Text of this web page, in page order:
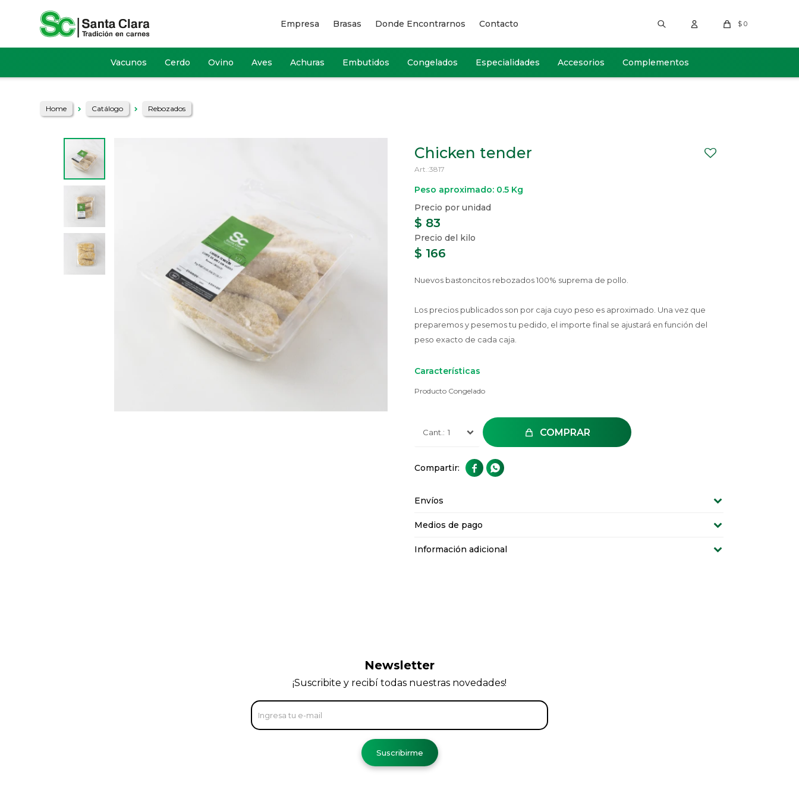
Vacunos Cerdo Ovino Aves Achuras Embutidos Congelados Especialidades Accesorios Complementos
$ 0
Empresa Brasas Donde Encontrarnos Contacto
Home Catálogo Rebozados
Chicken tender
3817
Peso aproximado: 0.5 Kg
$ 166
$ 83
Nuevos bastoncitos rebozados 100% suprema de pollo.
Los precios publicados son por caja cuyo peso es aproximado. Una vez que
preparemos y pesemos tu pedido, el importe final se ajustará en función del
peso exacto de cada caja.
Características
Producto Congelado
1 COMPRAR
 
Envíos
Medios de pago
Información adicional
Newsletter
¡Suscribite y recibí todas nuestras novedades!
Suscribirme